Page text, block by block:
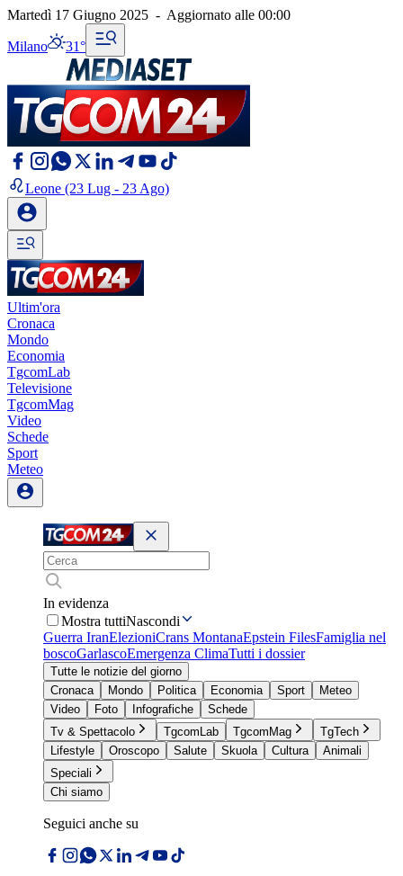
Martedì 17 Giugno 2025 - Aggiornato alle 00:00
Milano 31°
Leone (23 Lug - 23 Ago)
Ultim'ora
Cronaca
Mondo
Economia
TgcomLab
Televisione
TgcomMag
Video
Schede
Sport
Meteo
In evidenza
Mostra tuttiNascondi
Guerra IranElezioniCrans MontanaEpstein FilesFamiglia nel
boscoGarlascoEmergenza ClimaTutti i dossier
Tutte le notizie del giorno
Cronaca
Mondo Politica Economia Sport
Meteo
Video
Foto Infografiche
Schede
Tv & Spettacolo
TgcomLab TgcomMag
TgTech
Lifestyle
Oroscopo Salute Skuola Cultura
Animali
Speciali
Chi siamo
Seguici anche su